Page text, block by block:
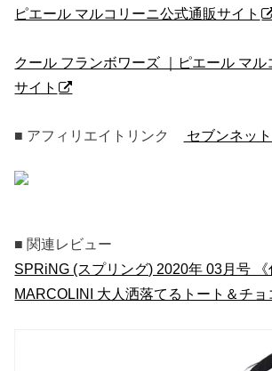
ピエール マルコリーニ公式通販サイト
クール フランボワーズ ｜ピエール マル
サイト
■ アフィリエイトリンク セブンネット
■ 関連レビュー
SPRiNG (スプリング) 2020年 03月号
MARCOLINI 大人洒落てるトート＆チョ